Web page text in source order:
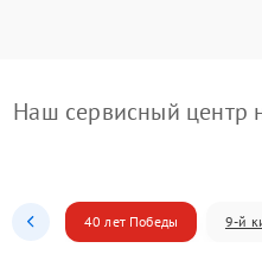
Наш сервисный центр
40 лет Победы 9-й